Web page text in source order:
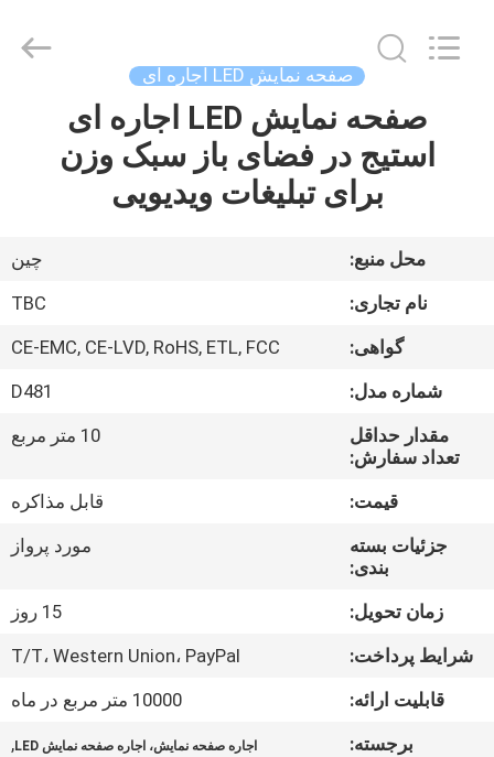
محصولات
نمایش
دربارهی
کارخانه
کیفیت
اخبار
Creation
Limited.
صفحه نمایش LED اجاره ای
صفحه نمایش LED اجاره ای
استیج در فضای باز سبک وزن
برای تبلیغات ویدیویی
محل منبع:
چین
نام تجاری:
TBC
گواهی:
CE-EMC, CE-LVD, RoHS, ETL, FCC
شماره مدل:
D481
مقدار حداقل
تعداد سفارش:
10 متر مربع
قیمت:
قابل مذاکره
جزئیات بسته
بندی:
مورد پرواز
زمان تحویل:
15 روز
شرایط پرداخت:
T/T، Western Union، PayPal
قابلیت ارائه:
10000 متر مربع در ماه
برجسته:
اجاره صفحه نمایش، اجاره صفحه نمایش LED ,